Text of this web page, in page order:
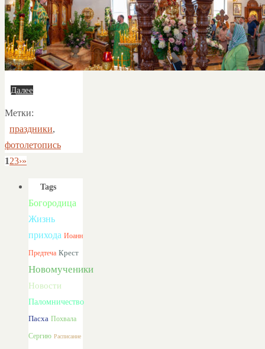
Далее
Метки:
праздники,
фотолетопись
123›»
Tags
Богородица
Жизнь
прихода Иоанн
Предтеча Крест
Новомученики
Новости
Паломничество
Пасха Похвала
Сергию Расписание